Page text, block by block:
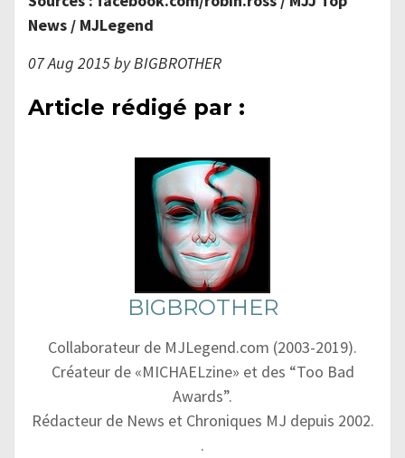
News / MJLegend
07 Aug 2015 by BIGBROTHER
Article rédigé par :
BIGBROTHER
Collaborateur de MJLegend.com (2003-2019).
Créateur de «MICHAELzine» et des “Too Bad
Awards”.
Rédacteur de News et Chroniques MJ depuis 2002.
.